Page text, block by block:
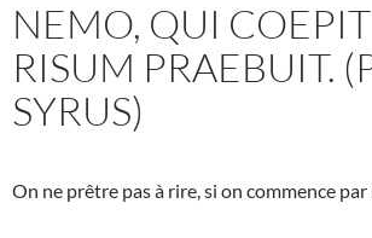
NEMO, QUI COEPIT
RISUM PRAEBUIT.
SYRUS)
On ne prêtre pas à rire, si on commence par